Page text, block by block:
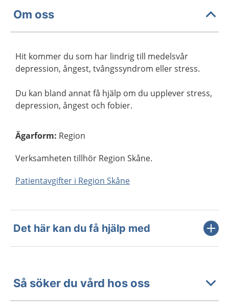
Om oss
Hit kommer du som har lindrig till medelsvår
depression, ångest, tvångssyndrom eller stress.
Du kan bland annat få hjälp om du upplever stress,
depression, ångest och fobier.
Ägarform: Region
Verksamheten tillhör Region Skåne.
Patientavgifter i Region Skåne
Det här kan du få hjälp med
Så söker du vård hos oss